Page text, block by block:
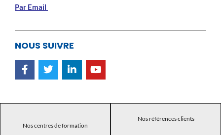
Par Email
NOUS SUIVRE
Nos centres de formation
Nos références clients